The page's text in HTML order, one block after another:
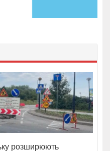
розширюють